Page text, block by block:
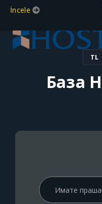
İncele
TL
База